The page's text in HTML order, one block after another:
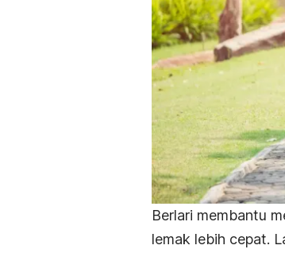
Berlari membantu
lemak lebih cepat.